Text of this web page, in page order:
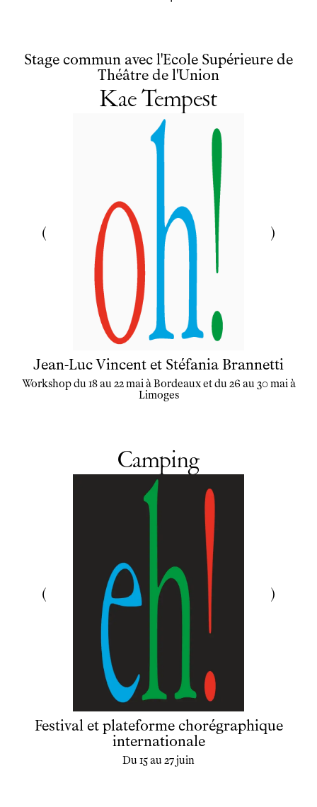
Stage commun avec l'Ecole Supérieure de
Théâtre de l'Union
Kae Tempest
Jean-Luc Vincent et Stéfania Brannetti
Workshop du 18 au 22 mai à Bordeaux et du 26 au 30 mai à
Limoges
Camping
Festival et plateforme chorégraphique
internationale
Du 15 au 27 juin